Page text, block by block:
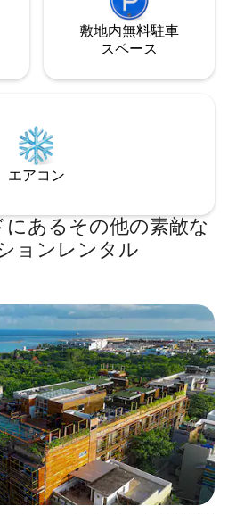
敷地内無料駐⁠車
ス⁠ペ⁠ー⁠ス
エアコン
あるその他の素敵な
ョンレンタル